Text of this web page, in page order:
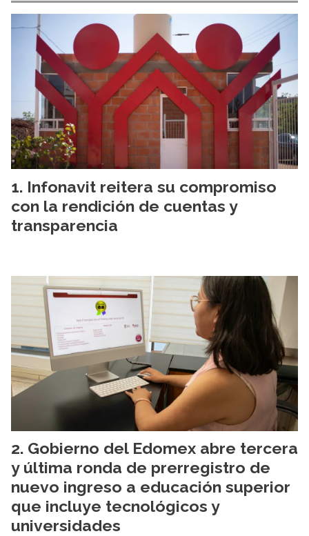
Infonavit reitera su compromiso
con la rendición de cuentas y
transparencia
Gobierno del Edomex abre tercera
y última ronda de prerregistro de
nuevo ingreso a educación superior
que incluye tecnológicos y
universidades